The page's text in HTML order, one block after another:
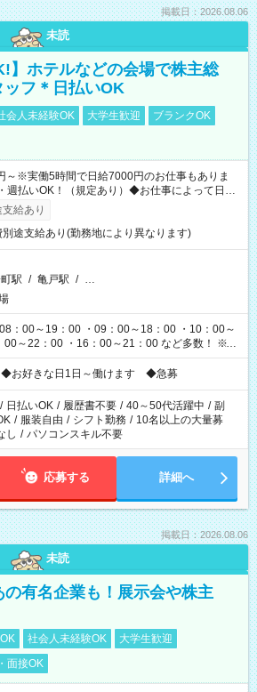
掲載日：2026.08.06
未読
】ホテルなどの会場で株主総
フ＊日払いOK
会人未経験OK 大学生歓迎
ブランクOK
～※実働5時間で日給7000円のお仕事もありま
払いOK！（規定あり）◆お仕事によって日給
給あり
別途支給あり(勤務地により異なります)
駅 / 亀戸駅 / …
：00～19：00 ・09：00～18：00 ・10：00～
22：00 ・16：00～21：00 など多数！ ※お
時間が異なります
お好きな日1日～働けます ◆急募
/ 日払いOK / 履歴書不要 / 40～50代活躍中 / 副
/ 服装自由 / シフト勤務 / 10名以上の大量募
し / パソコンスキル不要
応募する 詳細へ
掲載日：2026.08.06
未読
の有名企業も！展示会や株主
社会人未経験OK
大学生歓迎
面接OK